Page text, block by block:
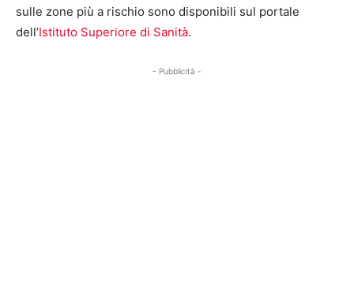
sulle zone più a rischio sono disponibili sul portale
dell’Istituto Superiore di Sanità.
- Pubblicità -